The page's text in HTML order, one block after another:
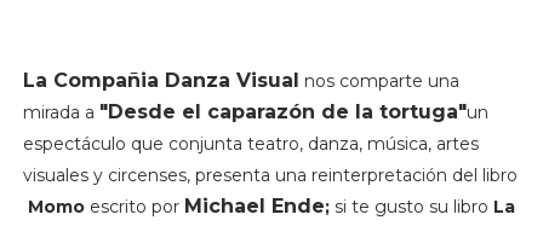
La Compañia Danza Visual
nos comparte una
mirada a "Desde el caparazón de la tortuga"un
espectáculo que conjunta teatro, danza, música, artes
visuales y circenses, presenta una reinterpretación del libro
Momoescrito por Michael Ende; si te gusto su libro La